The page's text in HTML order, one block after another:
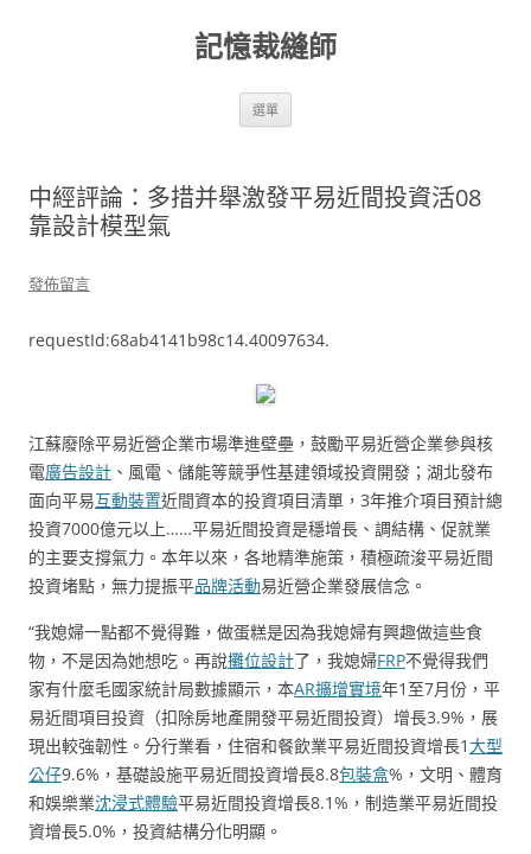
記憶裁縫師
選單
中經評論：多措并舉激發平易近間投資活08
靠設計模型氣
發佈留言
requestId:68ab4141b98c14.40097634.
江蘇廢除平易近營企業市場準進壁壘，鼓勵平易近營企業參與核
電廣告設計 、風電、儲能等競爭性基建領域投資開發；湖北發布
面向平易互動裝置近間資本的投資項目清單，3年推介項目預計總
投資7000億元以上……平易近間投資是穩增長、調結構、促就業
的主要支撐氣力。本年以來，各地精準施策，積極疏浚平易近間
投資堵點，無力提振平品牌活動易近營企業發展信念。
“我媳婦一點都不覺得難，做蛋糕是因為我媳婦有興趣做這些食
物，不是因為她想吃。再說攤位設計了，我媳婦FRP不覺得我們
家有什麼毛國家統計局數據顯示，本AR擴增實境年1至7月份，平
易近間項目投資（扣除房地產開發平易近間投資）增長3.9%，展
現出較強韌性。分行業看，住宿和餐飲業平易近間投資增長1大型
公仔9.6%，基礎設施平易近間投資增長8.8包裝盒%，文明、體育
和娛樂業沈浸式體驗平易近間投資增長8.1%，制造業平易近間投
資增長5.0%，投資結構分化明顯。